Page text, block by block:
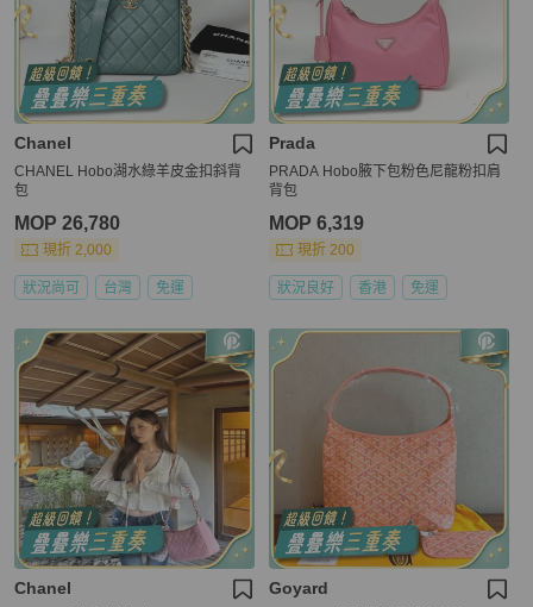
Chanel
CHANEL Hobo湖水綠羊皮金扣斜背
包
MOP 26,780
現折 2,000
狀況尚可 台灣 免運
Prada
PRADA Hobo腋下包粉色尼龍粉扣肩
背包
MOP 6,319
現折 200
狀況良好 香港 免運
Chanel Goyard